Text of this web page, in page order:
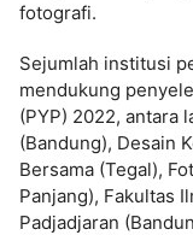
fotografi.
Sejumlah institusi
mendukung
(PYP) 2022, antara
(Bandung), Desain
Bersama (Tegal),
Panjang), Fakultas
Padjadjaran